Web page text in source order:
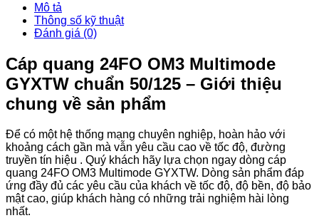
Mô tả
Thông số kỹ thuật
Đánh giá (0)
Cáp quang 24FO OM3 Multimode
GYXTW chuẩn 50/125 – Giới thiệu
chung về sản phẩm
Để có một hệ thống mạng chuyên nghiệp, hoàn hảo với
khoảng cách gần mà vẫn yêu cầu cao về tốc độ, đường
truyền tín hiệu . Quý khách hãy lựa chọn ngay dòng cáp
quang 24FO OM3 Multimode GYXTW. Dòng sản phẩm đáp
ứng đầy đủ các yêu cầu của khách về tốc độ, độ bền, độ bảo
mật cao, giúp khách hàng có những trải nghiệm hài lòng
nhất.